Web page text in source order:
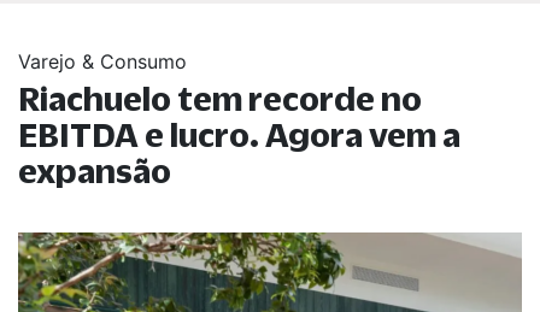
Varejo & Consumo
Riachuelo tem recorde no
EBITDA e lucro. Agora vem a
expansão